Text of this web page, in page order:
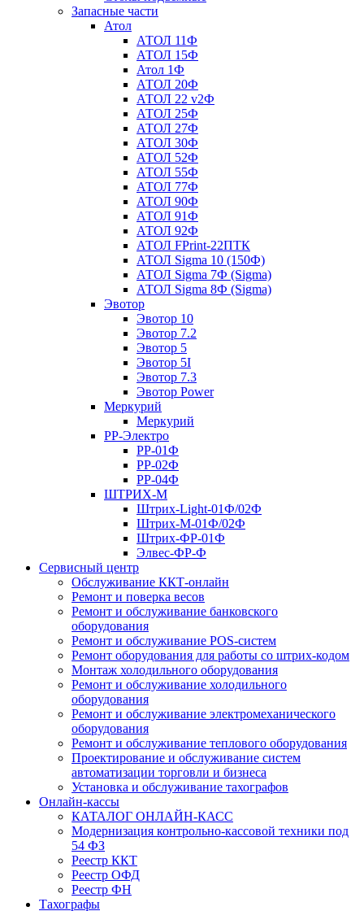
Запасные части
Атол
АТОЛ 11Ф
АТОЛ 15Ф
Атол 1Ф
АТОЛ 20Ф
АТОЛ 22 v2Ф
АТОЛ 25Ф
АТОЛ 27Ф
АТОЛ 30Ф
АТОЛ 52Ф
АТОЛ 55Ф
АТОЛ 77Ф
АТОЛ 90Ф
АТОЛ 91Ф
АТОЛ 92Ф
АТОЛ FPrint-22ПТК
АТОЛ Sigma 10 (150Ф)
АТОЛ Sigma 7Ф (Sigma)
АТОЛ Sigma 8Ф (Sigma)
Эвотор
Эвотор 10
Эвотор 7.2
Эвотор 5
Эвотор 5I
Эвотор 7.3
Эвотор Power
Меркурий
Меркурий
РР-Электро
РР-01Ф
РР-02Ф
РР-04Ф
ШТРИХ-М
Штрих-Light-01Ф/02Ф
Штрих-М-01Ф/02Ф
Штрих-ФР-01Ф
Элвес-ФР-Ф
Сервисный центр
Обслуживание ККТ-онлайн
Ремонт и поверка весов
Ремонт и обслуживание банковского
оборудования
Ремонт и обслуживание POS-систем
Ремонт оборудования для работы со штрих-кодом
Монтаж холодильного оборудования
Ремонт и обслуживание холодильного
оборудования
Ремонт и обслуживание электромеханического
оборудования
Ремонт и обслуживание теплового оборудования
Проектирование и обслуживание систем
автоматизации торговли и бизнеса
Установка и обслуживание тахографов
Онлайн-кассы
КАТАЛОГ ОНЛАЙН-КАСС
Модернизация контрольно-кассовой техники под
54 ФЗ
Реестр ККТ
Реестр ОФД
Реестр ФН
Тахографы